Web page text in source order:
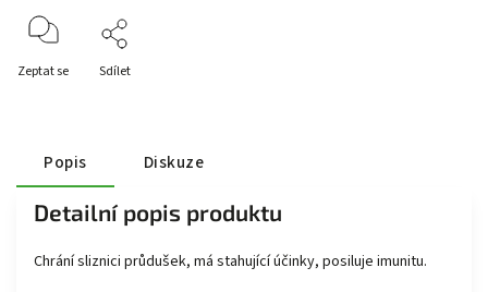
Zeptat se Sdílet
Popis Diskuze
Detailní popis produktu
Chrání sliznici průdušek, má stahující účinky, posiluje imunitu.